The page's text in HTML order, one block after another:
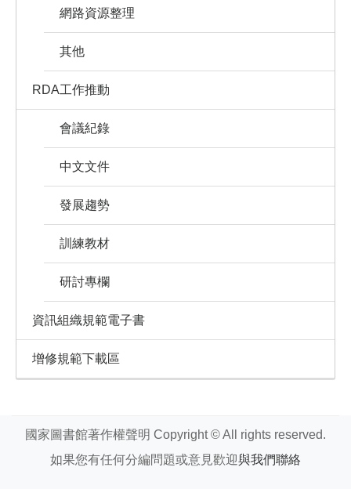
網路資源整理
其他
RDA工作推動
會議紀錄
中文文件
發展趨勢
訓練教材
研討專欄
資訊組織規範電子書
增修規範下載區
國家圖書館著作權聲明 Copyright © All rights reserved.
如果您有任何分編問題或意見歡迎與我們聯絡